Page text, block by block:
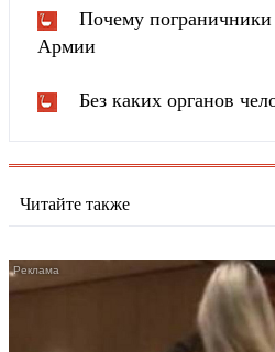
Почему
Армии
Без каких органов
Читайте также